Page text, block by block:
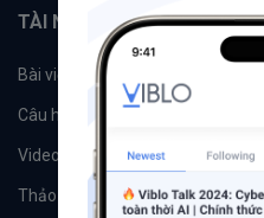
TÀI NGUYÊN
Bài viết
Câu hỏi
Videos
Thảo luận